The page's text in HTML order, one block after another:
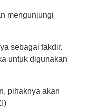
mengunjungi
sebagai takdir.
untuk digunakan
pihaknya akan